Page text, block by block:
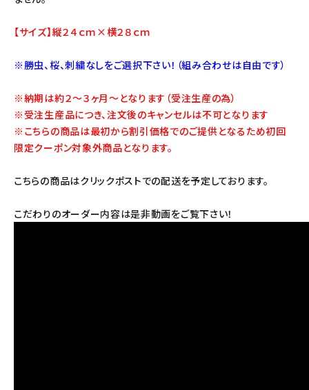
【サイズ】縦２４ｃｍ×横２８ｃｍ
※勝虫、桜、刺繍なしをご選択下さい！（組み合わせは自由です）
※納期は約２～３ヶ月～となります（受注生産の為）
※受注生産品につき、注文後のキャンセルは不可となります
※こちらの商品は最初から割引価格でのご提供となるため初回
限定クーポン対象外商品となります。
こちらの商品はクリックポストでの配送を予定しております。
こだわりのオーダー内容は是非動画をご覧下さい！